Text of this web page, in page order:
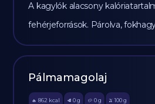
A kagylók alacsony
fehérjeforrások. Párolva,
Pálmamagolaj
🔥 862 kcal 🥩 0 g 🥔 0g 🫒 100 g